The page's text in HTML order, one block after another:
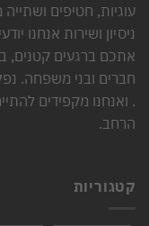
ניסיון ושירות אנחנו
אתכם ברגעים קטנים,
חברים ובני משפחה.
. ואנחנו מקפידים
הרחב.
קטגוריות